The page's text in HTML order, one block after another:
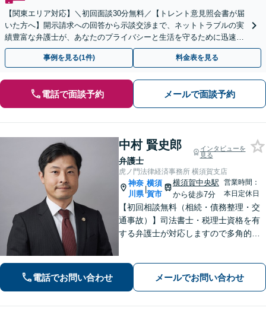
【関東エリア対応】＼初回面談30分無料／【トレント意見照会書が届
いた方へ】開示請求への回答から示談交渉まで、ネットトラブルの実
績豊富な弁護士が、あなたのプライバシーと生活を守るために迅速に
対応します【セミナー実績多数】【休日・夜間相談OK】
事例を見る(1件) 料金表を見る
電話で面談予約 メールで面談予約
中村 賢史郎
弁護士
インタビューを
見る
虎ノ門法律経済事務所 横須賀支店
神奈
川県
|
横須
賀市
横須賀中央駅
から徒歩7分
営業時間：
本日定休日
【初回相談無料（相続・債務整理・交
通事故）】司法書士・税理士資格を有
する弁護士が対応しますので多角的な
模の法律事務所として質の高いワンス
トップ型のリーガルサービスを提供し
電話でお問い合わせ メールでお問い合わせ